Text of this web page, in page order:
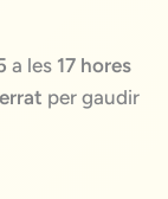
a les 17 hores
per gaudir